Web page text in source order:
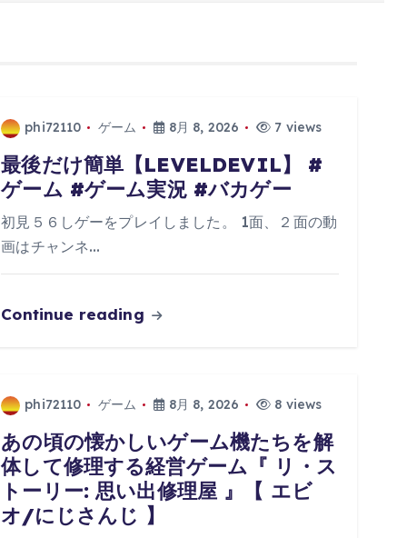
phi72110 ゲーム 8月 8, 2026 7 views
最後だけ簡単【LEVELDEVIL】 #
ゲーム #ゲーム実況 #バカゲー
初見５６しゲーをプレイしました。 1面、２面の動
画はチャンネ…
Continue reading
phi72110 ゲーム 8月 8, 2026 8 views
あの頃の懐かしいゲーム機たちを解
体して修理する経営ゲーム『 リ・ス
トーリー: 思い出修理屋 』【 エビ
オ/にじさんじ 】